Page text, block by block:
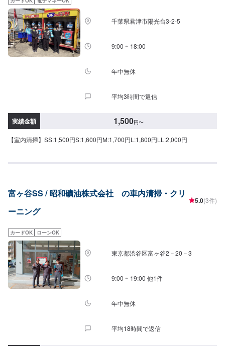
千葉県君津市陽光台3-2-5
9:00 ~ 18:00
年中無休
平均3時間で返信
実績金額 1,500円〜
【室内清掃】SS:1,500円S:1,600円M:1,700円L:1,800円LL:2,000円
富ヶ谷SS / 昭和礦油株式会社 の車内清掃・クリ
ーニング
5.0(3件)
カードOK ローンOK
東京都渋谷区富ヶ谷2－20－3
9:00 ~ 19:00 他1件
年中無休
平均18時間で返信